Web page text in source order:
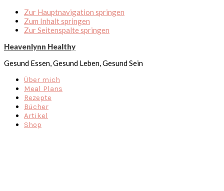
Zur Hauptnavigation springen
Zum Inhalt springen
Zur Seitenspalte springen
Heavenlynn Healthy
Gesund Essen, Gesund Leben, Gesund Sein
Über mich
Meal Plans
Rezepte
Bücher
Artikel
Shop